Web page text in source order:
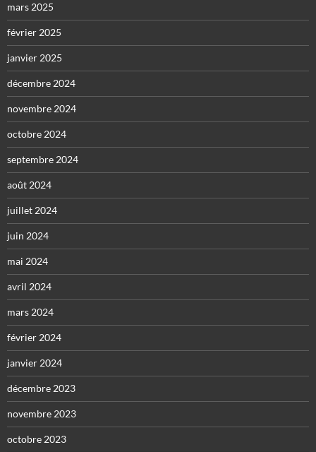
mars 2025
février 2025
janvier 2025
décembre 2024
novembre 2024
octobre 2024
septembre 2024
août 2024
juillet 2024
juin 2024
mai 2024
avril 2024
mars 2024
février 2024
janvier 2024
décembre 2023
novembre 2023
octobre 2023